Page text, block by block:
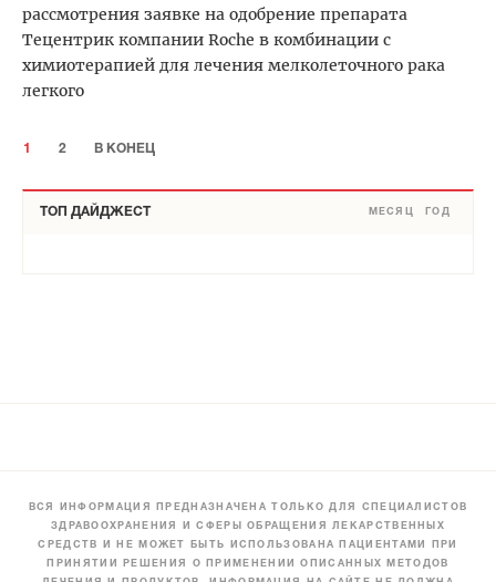
рассмотрения заявке на одобрение препарата
Тецентрик компании Roche в комбинации с
химиотерапией для лечения мелколеточного рака
легкого
1 2 В КОНЕЦ
ТОП ДАЙДЖЕСТ МЕСЯЦ ГОД
ВСЯ ИНФОРМАЦИЯ ПРЕДНАЗНАЧЕНА ТОЛЬКО ДЛЯ СПЕЦИАЛИСТОВ
ЗДРАВООХРАНЕНИЯ И СФЕРЫ ОБРАЩЕНИЯ ЛЕКАРСТВЕННЫХ
СРЕДСТВ И НЕ МОЖЕТ БЫТЬ ИСПОЛЬЗОВАНА ПАЦИЕНТАМИ ПРИ
ПРИНЯТИИ РЕШЕНИЯ О ПРИМЕНЕНИИ ОПИСАННЫХ МЕТОДОВ